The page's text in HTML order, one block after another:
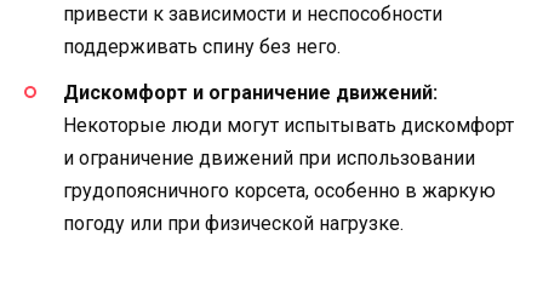
привести к зависимости и неспособности
поддерживать спину без него.
Дискомфорт и ограничение движений:
Некоторые люди могут испытывать дискомфорт
и ограничение движений при использовании
грудопоясничного корсета, особенно в жаркую
погоду или при физической нагрузке.